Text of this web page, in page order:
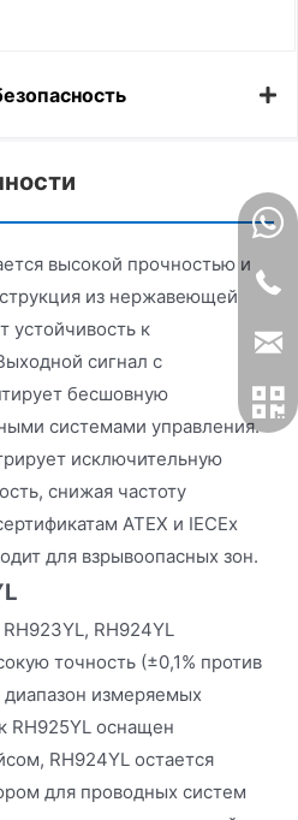
высокой прочностью и
из нержавеющей
устойчивость к
сигнал с
бесшовную
системами управления.
исключительную
снижая частоту
ATEX и IECEx
для взрывоопасных зон.
RH924YL
точность (±0,1% против
измеряемых
RH925YL оснащен
RH924YL остается
для проводных систем